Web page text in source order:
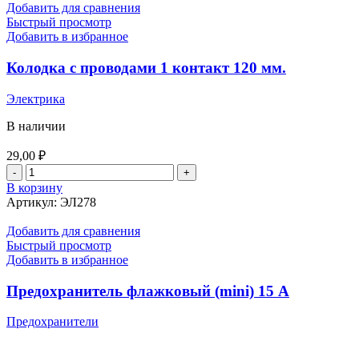
Добавить для сравнения
Быстрый просмотр
Добавить в избранное
Колодка с проводами 1 контакт 120 мм.
Электрика
В наличии
29,00 ₽
Количество
товара
Колодка
проводами
1
контакт
В корзину
Артикул: ЭЛ278
Добавить для сравнения
Быстрый просмотр
Добавить в избранное
Предохранитель флажковый (mini) 15 А
Предохранители